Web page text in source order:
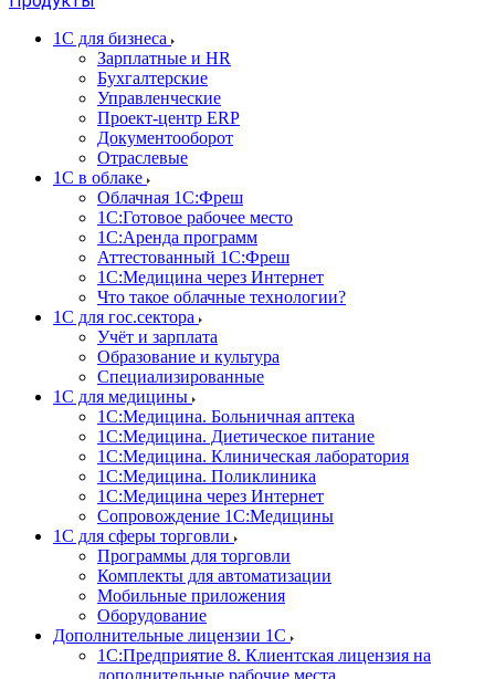
1С для бизнеса
Зарплатные и HR
Бухгалтерские
Управленческие
Проект-центр ERP
Документооборот
Отраслевые
1C в облаке
Облачная 1С:Фреш
1С:Готовое рабочее место
1C:Аренда программ
Аттестованный 1С:Фреш
1С:Медицина через Интернет
Что такое облачные технологии?
1С для гос.сектора
Учёт и зарплата
Образование и культура
Специализированные
1С для медицины
1С:Медицина. Больничная аптека
1С:Медицина. Диетическое питание
1С:Медицина. Клиническая лаборатория
1С:Медицина. Поликлиника
1С:Медицина через Интернет
Сопровождение 1С:Медицины
1С для сферы торговли
Программы для торговли
Комплекты для автоматизации
Мобильные приложения
Оборудование
Дополнительные лицензии 1С
1С:Предприятие 8. Клиентская лицензия на
дополнительные рабочие места